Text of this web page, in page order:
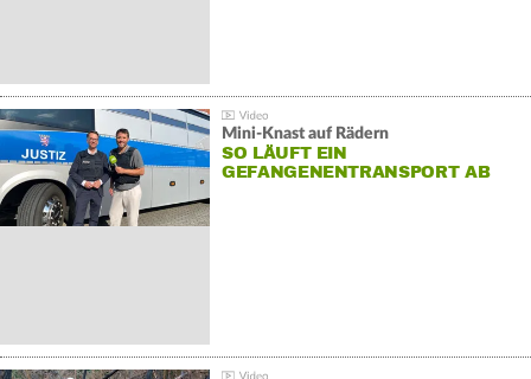
Mini-Knast auf Rädern
SO LÄUFT EIN
GEFANGENENTRANSPORT AB